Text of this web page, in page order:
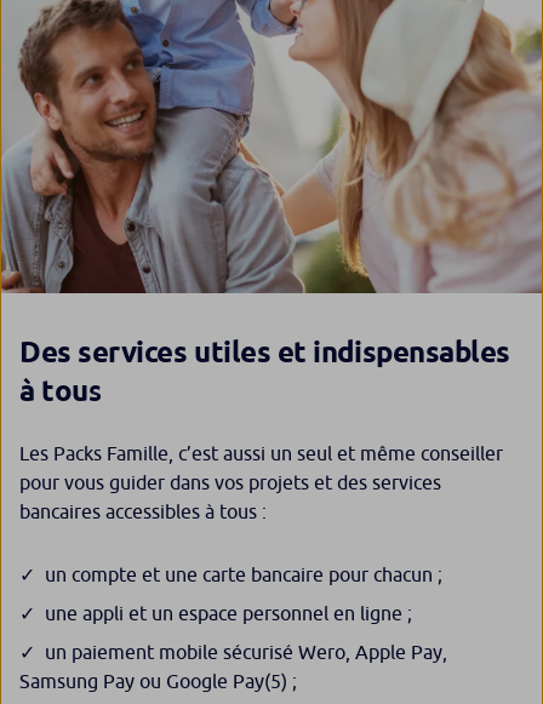
Des services utiles et indispensables
à tous
Les Packs Famille, c’est aussi un seul et même conseiller
pour vous guider dans vos projets et des services
bancaires accessibles à tous :
un compte et une carte bancaire pour chacun ;
une appli et un espace personnel en ligne ;
un paiement mobile sécurisé Wero, Apple Pay,
Samsung Pay ou Google Pay(5) ;